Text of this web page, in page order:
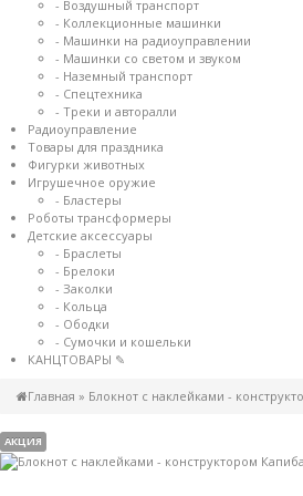
- Воздушный транспорт
- Коллекционные машинки
- Машинки на радиоуправлении
- Машинки со светом и звуком
- Наземный транспорт
- Спецтехника
- Треки и авторалли
Радиоуправление
Товары для праздника
Фигурки животных
Игрушечное оружие
- Бластеры
Роботы трансформеры
Детские аксессуары
- Браслеты
- Брелоки
- Заколки
- Кольца
- Ободки
- Сумочки и кошельки
КАНЦТОВАРЫ ✎
Главная » Блокнот с наклейками -
АКЦИЯ